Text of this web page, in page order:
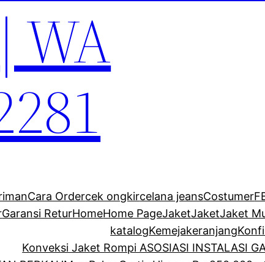
WA
Cara Ordercek ongkircelana jeansCostumer
Garansi ReturHomeHome PageJaketJaketJaket
katalogKemejakeranjang
Konveksi Jaket Rompi ASOSIASI INSTALASI